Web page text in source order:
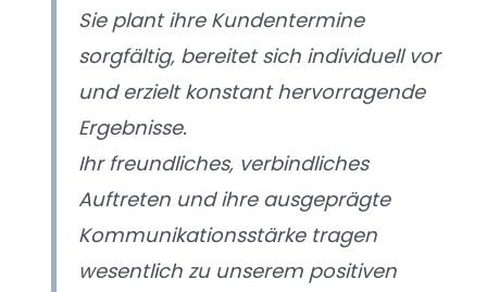
Sie plant ihre Kundentermine
sorgfältig, bereitet sich individuell vor
und erzielt konstant hervorragende
Ergebnisse.
Ihr freundliches, verbindliches
Auftreten und ihre ausgeprägte
Kommunikationsstärke tragen
wesentlich zu unserem positiven